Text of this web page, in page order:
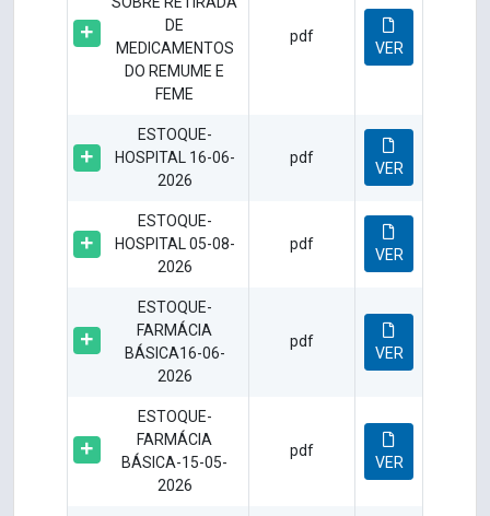
DE
MEDICAMENTOS
DO REMUME E
FEME
pdf
VER
ESTOQUE-
HOSPITAL 16-06-
2026
pdf
VER
ESTOQUE-
HOSPITAL 05-08-
2026
pdf
VER
ESTOQUE-
FARMÁCIA
BÁSICA16-06-
2026
pdf
VER
ESTOQUE-
FARMÁCIA
BÁSICA-15-05-
2026
pdf
VER